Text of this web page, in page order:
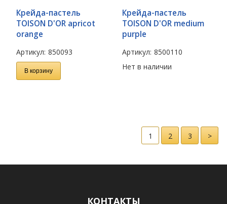
Крейда-пастель
TOISON D'OR apricot
orange
Артикул: 850093
В корзину
Крейда-пастель
TOISON D'OR medium
purple
Артикул: 8500110
Нет в наличии
1 2 3 >
КОНТАКТЫ